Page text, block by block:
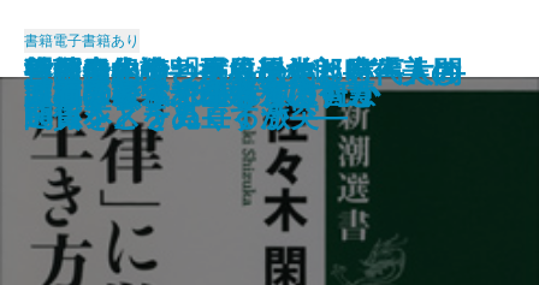
義理と人情―長谷川伸と日本人の
こころ―
危機の指導者 チャーチル
指揮者の役割―ヨーロッパ三大オ
ーケストラ物語―
こころの免疫学
落語進化論
ふたつの故宮博物院
水惑星の旅
戦前日本の「グローバリズム」―
一九三〇年代の教訓―
私家版 差別語辞典
利他学
書籍電子書籍あり
「律」に学ぶ生き方の智慧
「社会的うつ病」の治し方―人間
関係をどう見直すか―
諜報の天才 杉原千畝
「患者様」が医療を壊す
三島由紀夫と司馬遼太郎―「美し
い日本」をめぐる激突―
貨幣進化論―「成長なき時代」の
通貨システム―
西洋医がすすめる漢方
人間にとって科学とは何か
団地の時代
漱石はどう読まれてきたか